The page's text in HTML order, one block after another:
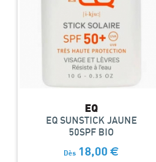
EQ
EQ SUNSTICK JAUNE
50SPF BIO
Dès 18,00 €